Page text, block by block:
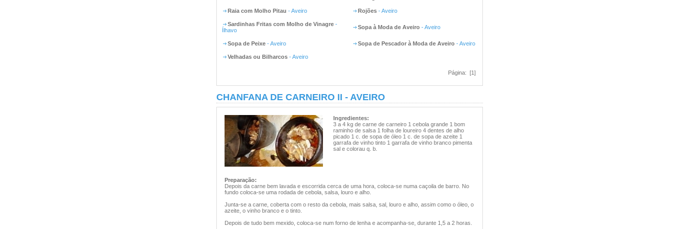
Raia com Molho Pitau - Aveiro Rojões - Aveiro
Sardinhas Fritas com Molho de Vinagre -
Ílhavo
Sopa à Moda de Aveiro - Aveiro
Sopa de Peixe - Aveiro Sopa de Pescador à Moda de Aveiro - Aveiro
Velhadas ou Bilharcos - Aveiro
Página: [1]
CHANFANA DE CARNEIRO II - AVEIRO
Ingredientes:
3 a 4 kg de carne de carneiro 1 cebola grande 1 bom
raminho de salsa 1 folha de loureiro 4 dentes de alho
picado 1 c. de sopa de óleo 1 c. de sopa de azeite 1
garrafa de vinho tinto 1 garrafa de vinho branco pimenta
sal e colorau q. b.
Preparação:
Depois da carne bem lavada e escorrida cerca de uma hora, coloca-se numa caçoila de barro. No
fundo coloca-se uma rodada de cebola, salsa, louro e alho.
Junta-se a carne, coberta com o resto da cebola, mais salsa, sal, louro e alho, assim como o óleo, o
azeite, o vinho branco e o tinto.
Depois de tudo bem mexido, coloca-se num forno de lenha e acompanha-se, durante 1,5 a 2 horas.